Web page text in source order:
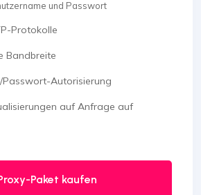
und Passwort
Protokolle
Bandbreite
Passwort-Autorisierung
auf Anfrage auf
Paket kaufen